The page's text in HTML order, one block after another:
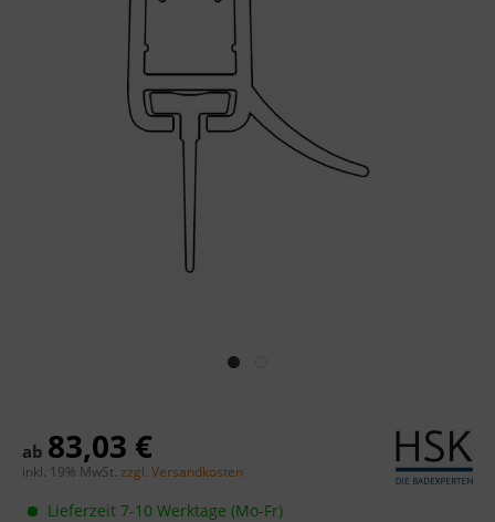
ab 83,03 €
inkl. 19% MwSt. zzgl. Versandkosten
Lieferzeit 7-10 Werktage (Mo-Fr)